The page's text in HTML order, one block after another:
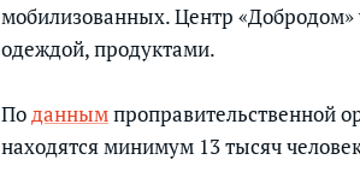
мобилизованных. Центр «Добродом»
одеждой, продуктами.
Поданнымпроправительственной
находятся минимум 13 тысяч